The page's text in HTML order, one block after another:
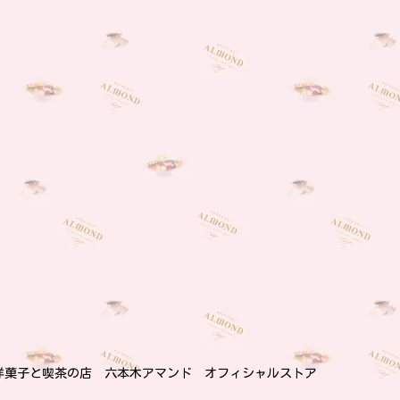
菓子と喫茶の店 六本木アマンド オフィシャルストア